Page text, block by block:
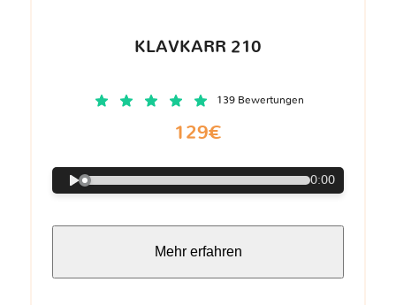
KLAVKARR 210
139 Bewertungen
129€
0:00
Mehr erfahren